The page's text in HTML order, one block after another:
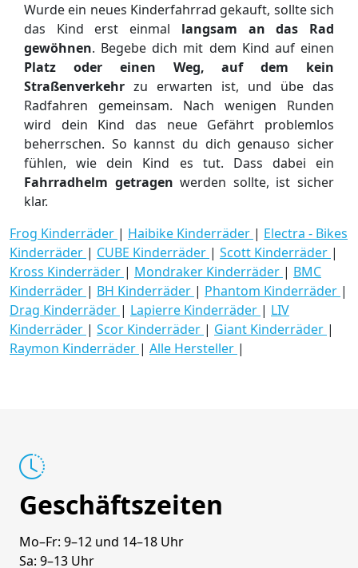
Wurde ein neues Kinderfahrrad gekauft, sollte sich
das Kind erst einmal langsam an das Rad
gewöhnen. Begebe dich mit dem Kind auf einen
Platz oder einen Weg, auf dem kein
Straßenverkehr zu erwarten ist, und übe das
Radfahren gemeinsam. Nach wenigen Runden
wird dein Kind das neue Gefährt problemlos
beherrschen. So kannst du dich genauso sicher
fühlen, wie dein Kind es tut. Dass dabei ein
Fahrradhelm getragen werden sollte, ist sicher
klar.
Frog Kinderräder | Haibike Kinderräder | Electra - Bikes
Kinderräder | CUBE Kinderräder | Scott Kinderräder |
Kross Kinderräder | Mondraker Kinderräder | BMC
Kinderräder | BH Kinderräder | Phantom Kinderräder |
Drag Kinderräder | Lapierre Kinderräder | LIV
Kinderräder | Scor Kinderräder | Giant Kinderräder |
Raymon Kinderräder | Alle Hersteller |
Geschäftszeiten
Mo–Fr: 9–12 und 14–18 Uhr
Sa: 9–13 Uhr